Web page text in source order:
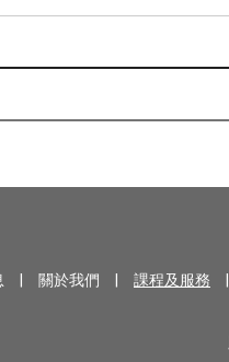
關於我們 課程及服務